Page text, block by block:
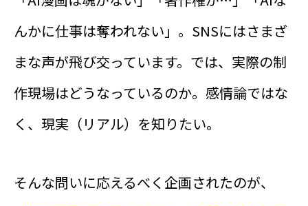
んかに仕事は奪われない」。SNSにはさまざ
まな声が飛び交っています。では、実際の制
作現場はどうなっているのか。感情論ではな
く、現実（リアル）を知りたい。
そんな問いに応えるべく企画されたのが、